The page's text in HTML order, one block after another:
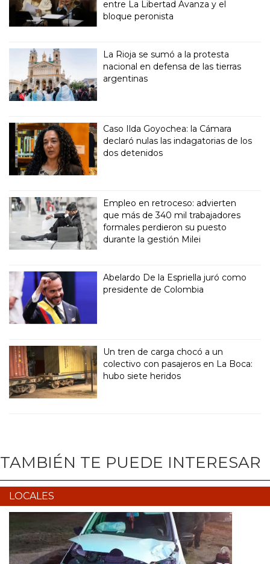
entre La Libertad Avanza y el
bloque peronista
La Rioja se sumó a la protesta
nacional en defensa de las tierras
argentinas
Caso Ilda Goyochea: la Cámara
declaró nulas las indagatorias de los
dos detenidos
Empleo en retroceso: advierten
que más de 340 mil trabajadores
formales perdieron su puesto
durante la gestión Milei
Abelardo De la Espriella juró como
presidente de Colombia
Un tren de carga chocó a un
colectivo con pasajeros en La Boca:
hubo siete heridos
TAMBIÉN TE PUEDE INTERESAR
LOCALES